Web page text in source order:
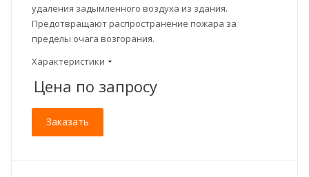
удаления задымленного воздуха из здания.
Предотвращают распространение пожара за
пределы очага возгорания.
Характеристики
Цена по запросу
Заказать